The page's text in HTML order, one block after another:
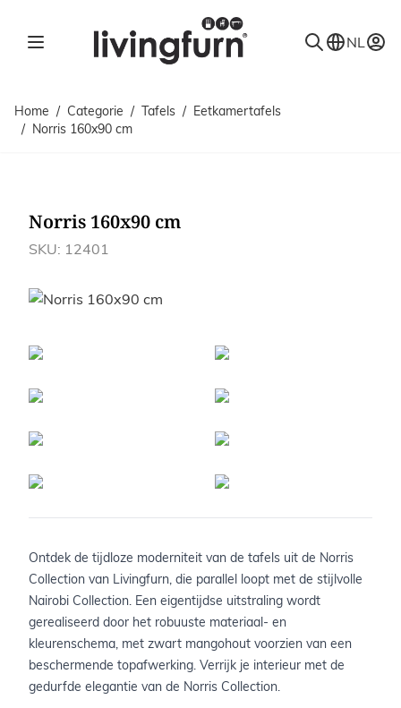
NL
Home / Categorie / Tafels / Eetkamertafels
/ Norris 160x90 cm
Norris 160x90 cm
SKU: 12401
Afbeeldingen
Ontdek de tijdloze moderniteit van de tafels uit de Norris
Collection van Livingfurn, die parallel loopt met de stijlvolle
Nairobi Collection. Een eigentijdse uitstraling wordt
gerealiseerd door het robuuste materiaal- en
kleurenschema, met zwart mangohout voorzien van een
beschermende topafwerking. Verrijk je interieur met de
gedurfde elegantie van de Norris Collection.